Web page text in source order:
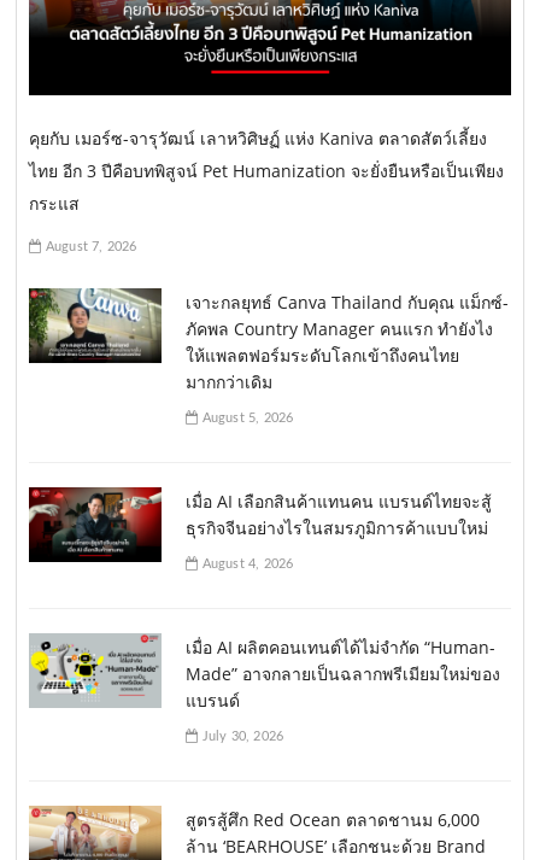
คุยกับ เมอร์ซ-จารุวัฒน์ เลาหวิศิษฏ์ แห่ง Kaniva ตลาดสัตว์เลี้ยง
ไทย อีก 3 ปีคือบทพิสูจน์ Pet Humanization จะยั่งยืนหรือเป็นเพียง
กระแส
August 7, 2026
เจาะกลยุทธ์ Canva Thailand กับคุณ แม็กซ์-
ภัคพล Country Manager คนแรก ทำยังไง
ให้แพลตฟอร์มระดับโลกเข้าถึงคนไทย
มากกว่าเดิม
August 5, 2026
เมื่อ AI เลือกสินค้าแทนคน แบรนด์ไทยจะสู้
ธุรกิจจีนอย่างไรในสมรภูมิการค้าแบบใหม่
August 4, 2026
เมื่อ AI ผลิตคอนเทนต์ได้ไม่จำกัด “Human-
Made” อาจกลายเป็นฉลากพรีเมียมใหม่ของ
แบรนด์
July 30, 2026
สูตรสู้ศึก Red Ocean ตลาดชานม 6,000
ล้าน ‘BEARHOUSE’ เลือกชนะด้วย Brand